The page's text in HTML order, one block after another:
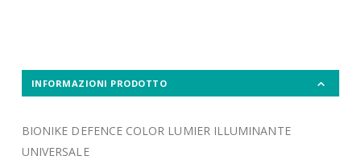
INFORMAZIONI PRODOTTO
BIONIKE DEFENCE COLOR LUMIER ILLUMINANTE
UNIVERSALE